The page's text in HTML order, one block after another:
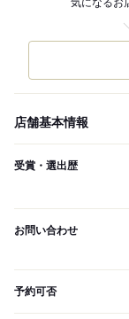
気になるお
店舗基本情報
受賞・選出歴
お問い合わせ
予約可否